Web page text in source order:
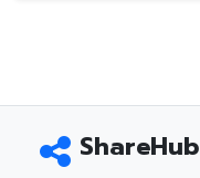
ShareHub